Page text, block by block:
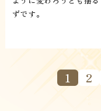
ずです。
1 2